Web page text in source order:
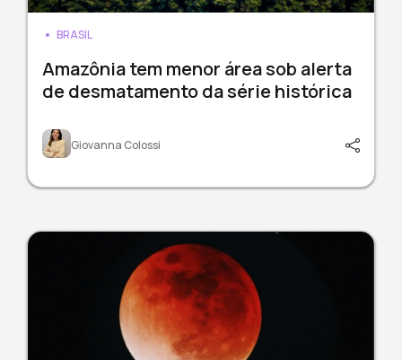
BRASIL
Amazônia tem menor área sob alerta
de desmatamento da série histórica
Giovanna Colossi